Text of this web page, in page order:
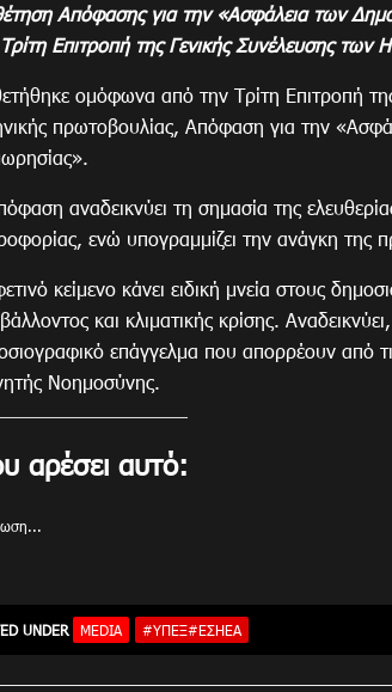
Απόφασης για την «Ασφάλεια των
Επιτροπή της Γενικής Συνέλευσης
ομόφωνα από την Τρίτη Επιτροπή
πρωτοβουλίας, Απόφαση για την
αναδεικνύει τη σημασία της
ενώ υπογραμμίζει την ανάγκη
κείμενο κάνει ειδική μνεία στους
και κλιματικής κρίσης.
επάγγελμα που απορρέουν από
Νοημοσύνης.
αρέσει αυτό:
UNDER MEDIA #ΥΠΕΞ#ΕΣΗΕΑ